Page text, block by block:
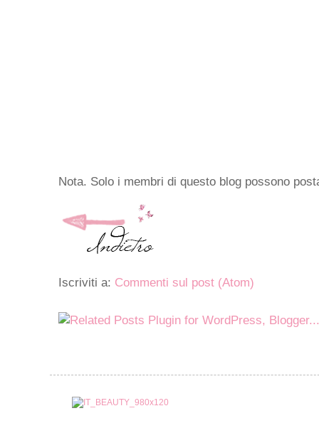
Nota. Solo i membri di questo blog possono
Iscriviti a: Commenti sul post (Atom)